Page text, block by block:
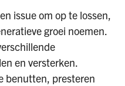
issue om op te lossen,
groei noemen.
en versterken.
benutten, presteren